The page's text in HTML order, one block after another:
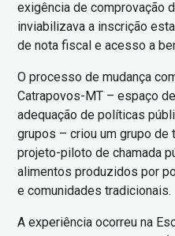
exigência de comprovação
inviabilizava a inscrição
de nota fiscal e acesso a
O processo de mudança
Catrapovos-MT – espaço
adequação de políticas
grupos – criou um grupo de
projeto-piloto de chamada
alimentos produzidos por
e comunidades tradicionais.
A experiência ocorreu na